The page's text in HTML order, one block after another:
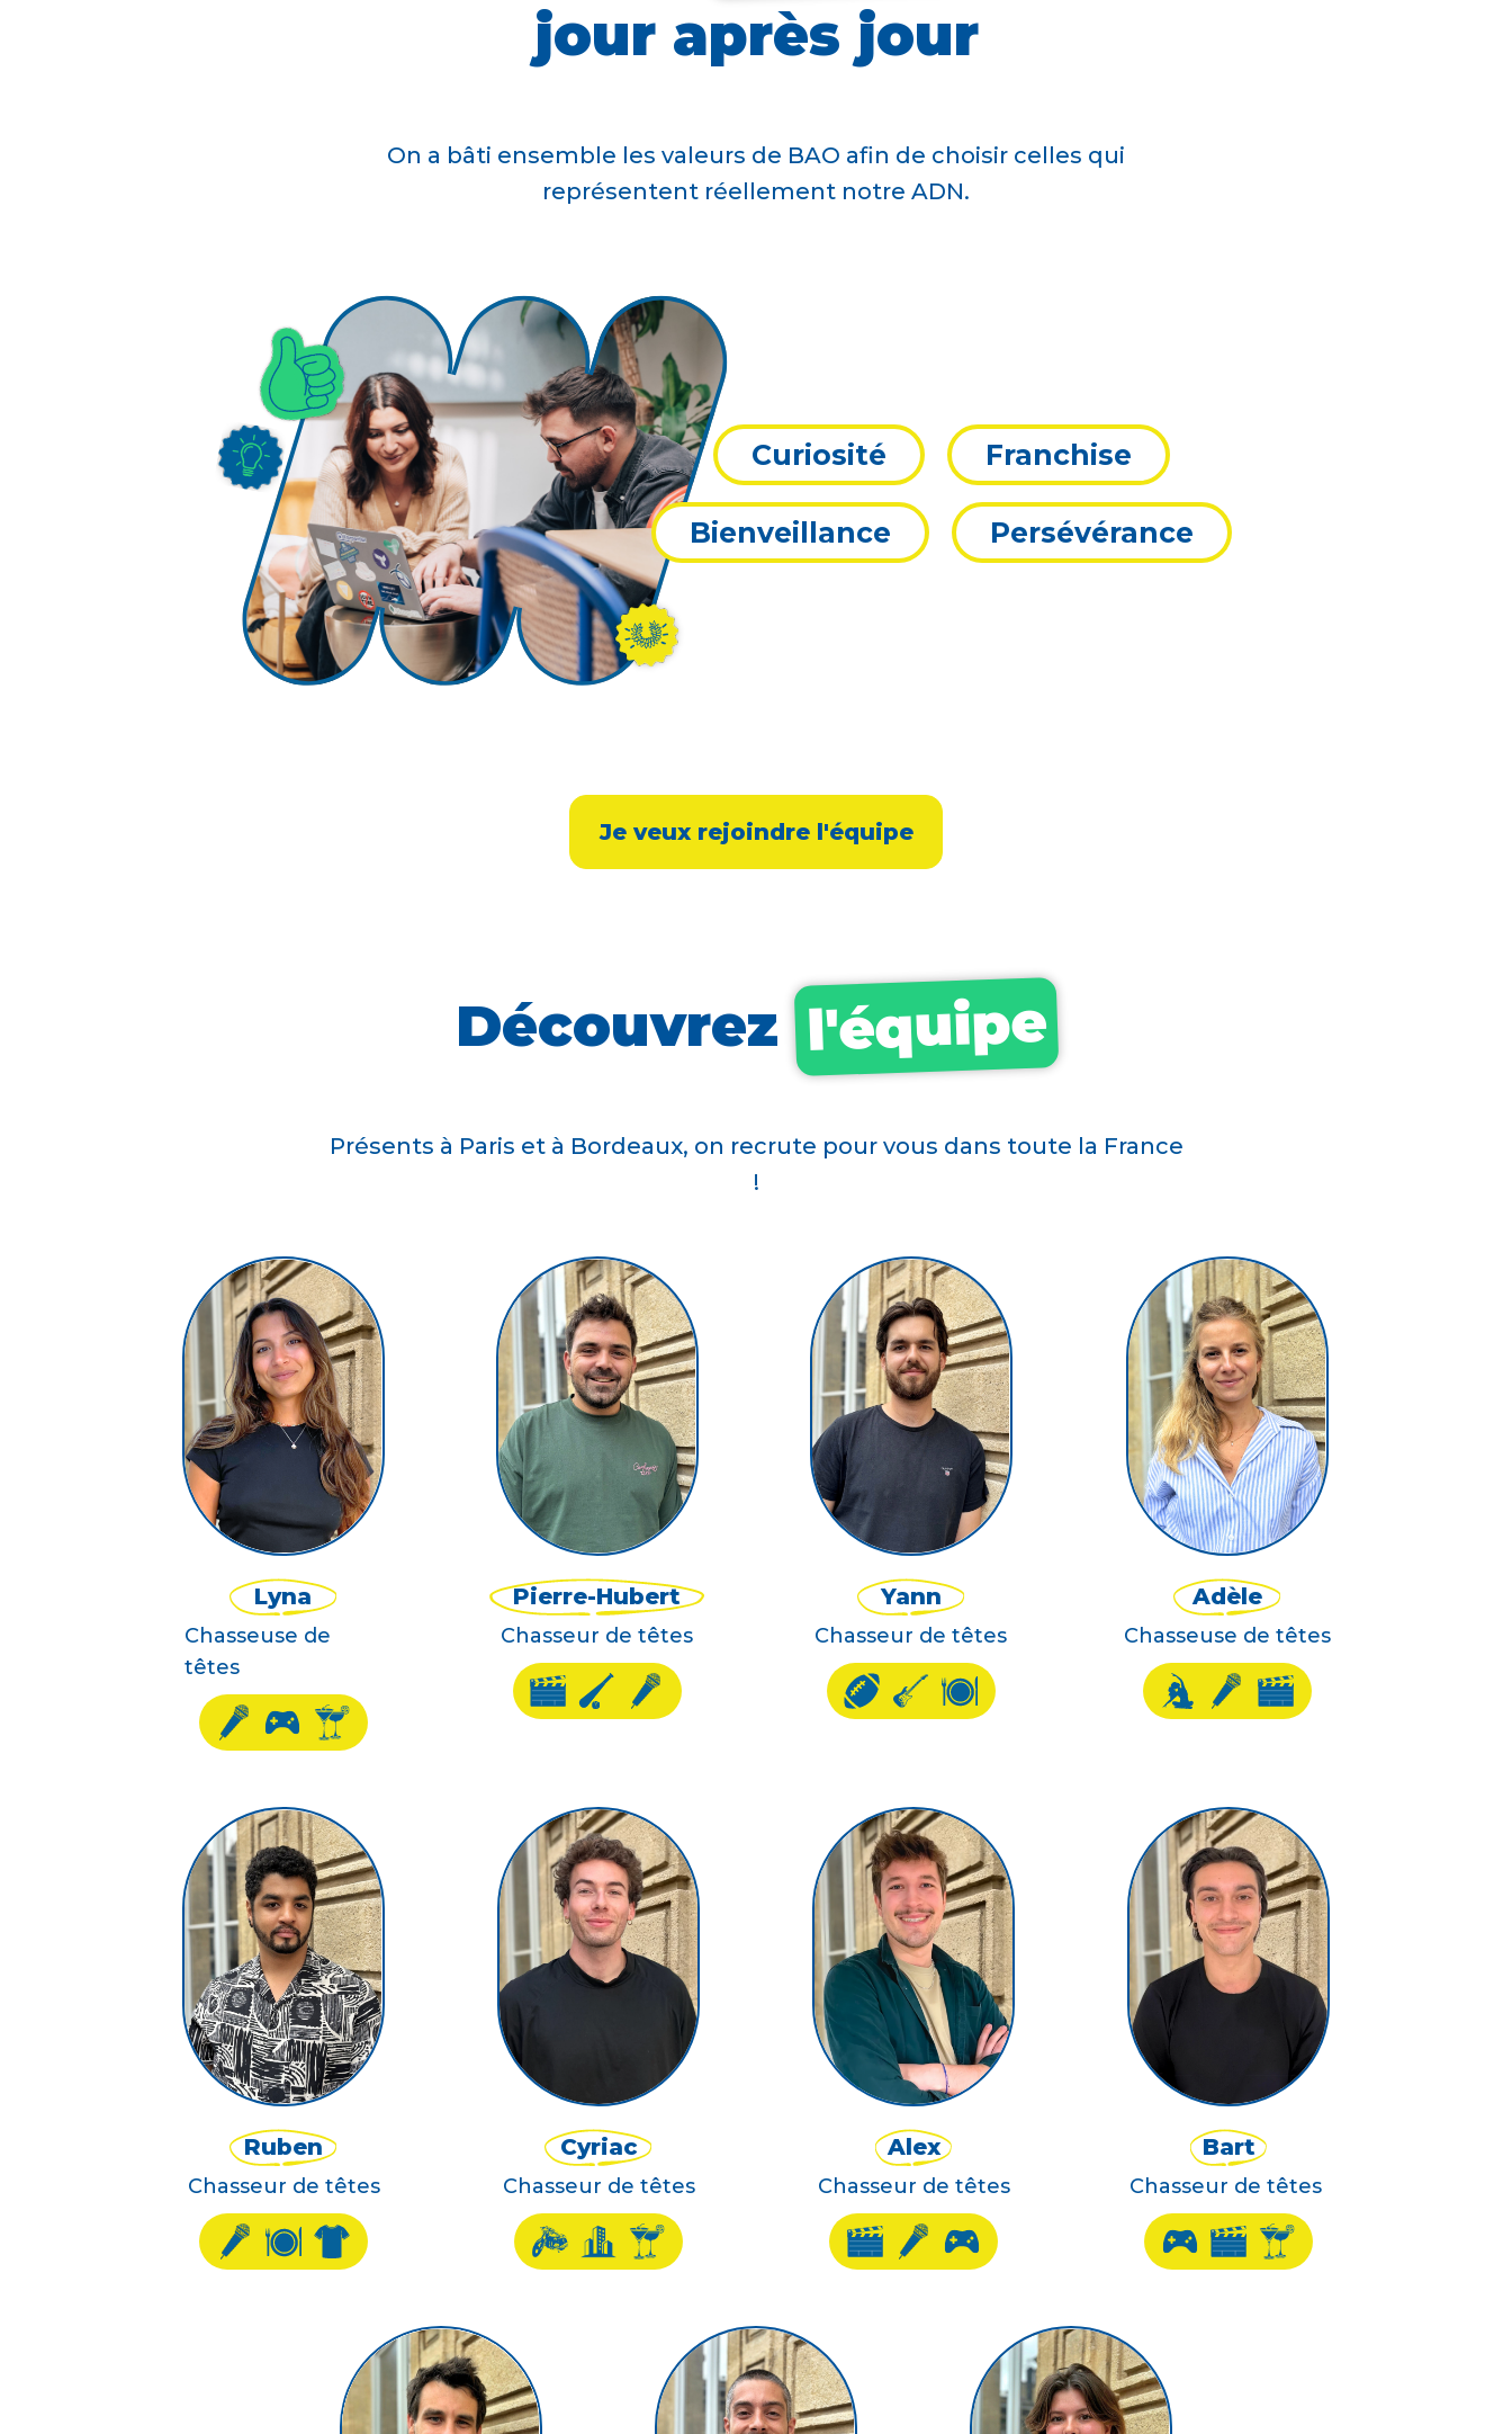
jour après jour
On a bâti ensemble les valeurs de BAO afin de choisir celles qui
représentent réellement notre ADN.
Curiosité Franchise
Bienveillance Persévérance
Je veux rejoindre l'équipe
Découvrez l'équipe
Présents à Paris et à Bordeaux, on recrute pour vous dans toute la France
!
Lyna
Chasseuse de
têtes
Pierre-Hubert
Chasseur de têtes
Yann
Chasseur de têtes
Adèle
Chasseuse de têtes
Ruben
Chasseur de têtes
Cyriac
Chasseur de têtes
Alex
Chasseur de têtes
Bart
Chasseur de têtes